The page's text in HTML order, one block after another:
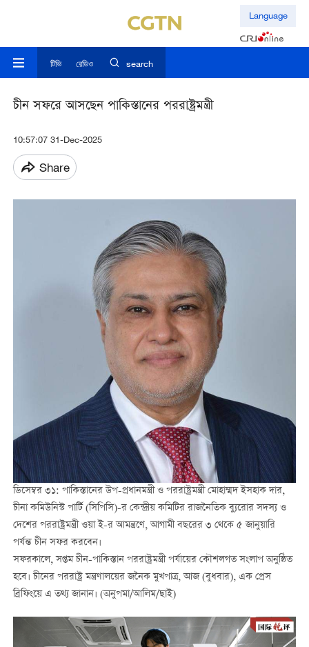
Language
টিভি রেডিও search
চীন সফরে আসছেন পাকিস্তানের পররাষ্ট্রমন্ত্রী
10:57:07 31-Dec-2025
Share
ডিসেম্বর ৩১: পাকিস্তানের উপ-প্রধানমন্ত্রী ও পররাষ্ট্রমন্ত্রী মোহাম্মদ ইসহাক দার,
চীনা কমিউনিস্ট পার্টি (সিপিসি)-র কেন্দ্রীয় কমিটির রাজনৈতিক ব্যুরোর সদস্য ও
দেশের পররাষ্ট্রমন্ত্রী ওয়া ই-র আমন্ত্রণে, আগামী বছরের ৩ থেকে ৫ জানুয়ারি
পর্যন্ত চীন সফর করবেন।
সফরকালে, সপ্তম চীন-পাকিস্তান পররাষ্ট্রমন্ত্রী পর্যায়ের কৌশলগত সংলাপ অনুষ্ঠিত
হবে। চীনের পররাষ্ট্র মন্ত্রণালয়ের জনৈক মুখপাত্র, আজ (বুধবার), এক প্রেস
ব্রিফিংয়ে এ তথ্য জানান। (অনুপমা/আলিম/ছাই)